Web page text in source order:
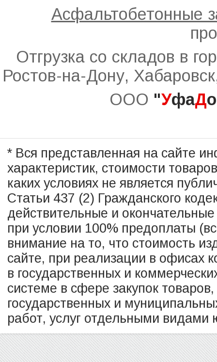
Асфальтобетонные
Отгрузка со складов в
Ростов-на-Дону,
ООО "УфаД
* Вся представленная на сайте
характеристик, стоимости
каких условиях не является
Статьи 437 (2) Гражданского
действительные и
при условии 100% предоплаты
внимание на то, что стоимость
сайте, при реализации в офисах
в государственных и
системе в сфере закупок
государственных и
работ, услуг отдельными видами